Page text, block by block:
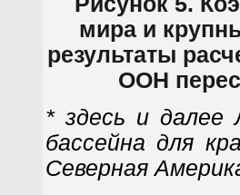
мира и
результаты
ООН
* здесь и далее
бассейна для
Северная